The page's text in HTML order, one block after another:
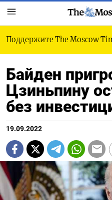
Поддержите The Moscow
Байден
Цзиньпину
без
19.09.2022